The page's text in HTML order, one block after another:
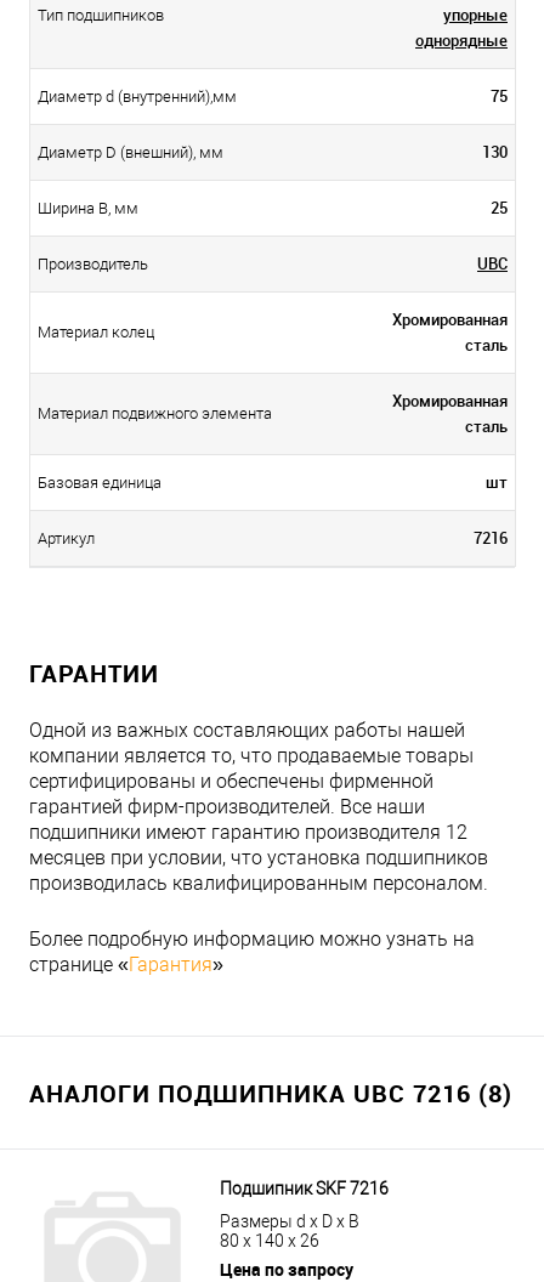
Тип подшипников
упорные
однорядные
Диаметр d (внутренний),мм 75
Диаметр D (внешний), мм 130
Ширина B, мм 25
Производитель UBC
Материал колец
Хромированная
сталь
Материал подвижного элемента
Хромированная
сталь
Базовая единица шт
Артикул 7216
ГАРАНТИИ
Одной из важных составляющих работы нашей
компании является то, что продаваемые товары
сертифицированы и обеспечены фирменной
гарантией фирм-производителей. Все наши
подшипники имеют гарантию производителя 12
месяцев при условии, что установка подшипников
производилась квалифицированным персоналом.
Более подробную информацию можно узнать на
странице «Гарантия»
АНАЛОГИ ПОДШИПНИКА UBC 7216 (8)
Подшипник SKF 7216
Размеры d x D x B
80 x 140 x 26
Цена по запросу